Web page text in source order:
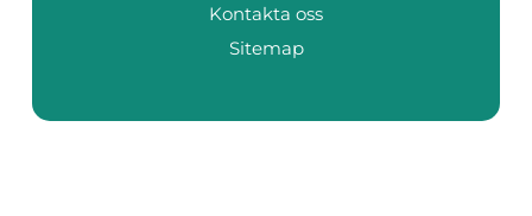
Kontakta oss
Sitemap